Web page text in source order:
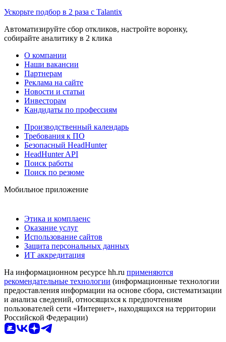
Ускорьте подбор в 2 раза с Talantix
Автоматизируйте сбор откликов, настройте воронку,
собирайте аналитику в 2 клика
О компании
Наши вакансии
Партнерам
Реклама на сайте
Новости и статьи
Инвесторам
Кандидаты по профессиям
Производственный календарь
Требования к ПО
Безопасный HeadHunter
HeadHunter API
Поиск работы
Поиск по резюме
Мобильное приложение
Этика и комплаенс
Оказание услуг
Использование сайтов
Защита персональных данных
ИТ аккредитация
На информационном ресурсе hh.ru применяются
рекомендательные технологии (информационные технологии
предоставления информации на основе сбора, систематизации
и анализа сведений, относящихся к предпочтениям
пользователей сети «Интернет», находящихся на территории
Российской Федерации)